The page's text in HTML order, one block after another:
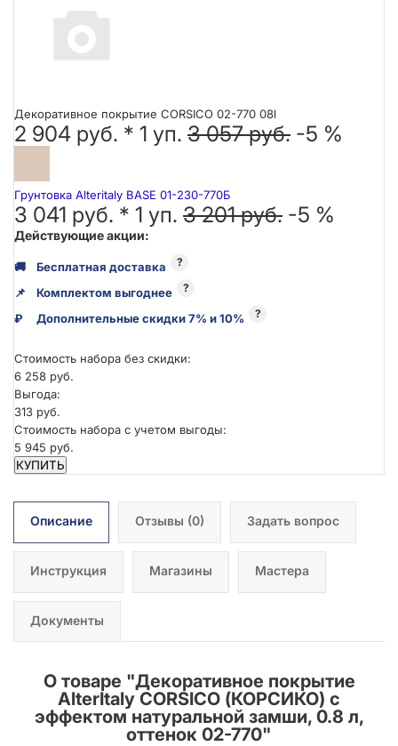
Декоративное покрытие CORSICO 02-770 08l
2 904 руб. * 1 уп. 3 057 руб. -5 %
Грунтовка Alteritaly BASE 01-230-770Б
3 041 руб. * 1 уп. 3 201 руб. -5 %
Действующие акции:
🚚 Бесплатная доставка ?
📌 Комплектом выгоднее ?
₽ Дополнительные скидки 7% и 10% ?
Стоимость набора без скидки:
6 258 руб.
Выгода:
313 руб.
Стоимость набора с учетом выгоды:
5 945 руб.
КУПИТЬ
Описание Отзывы (0) Задать вопрос
Инструкция Магазины Мастера
Документы
О товаре "Декоративное покрытие
AlterItaly CORSICO (КОРСИКО) с
эффектом натуральной замши, 0.8 л,
оттенок 02-770"